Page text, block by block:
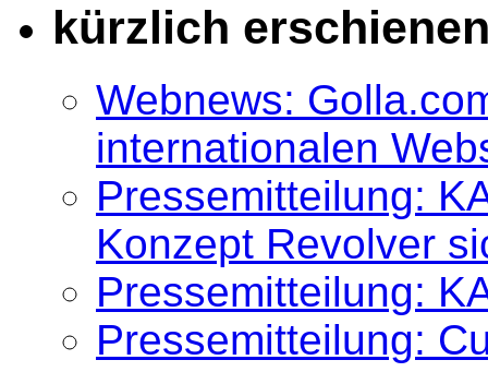
kürzlich
Webnews:
internationalen
Pressemitteilung:
Konzept Revolver
Pressemitteilung:
Pressemitteilung: